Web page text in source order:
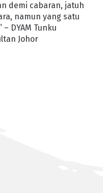
demi cabaran, jatuh
namun yang satu
DYAM Tunku
Johor